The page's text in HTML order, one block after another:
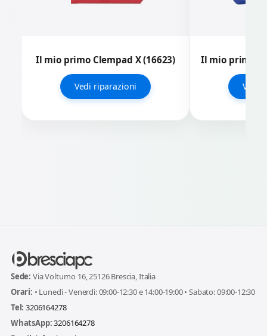
Il mio primo Clempad X (16623)
Vedi riparazioni
Il mio primo
Vedi
Sede: Via Volturno 16, 25126 Brescia, Italia
Orari: • Lunedì - Venerdì: 09:00-12:30 e 14:00-19:00 • Sabato: 09:00-12:30
Tel: 3206164278
WhatsApp:3206164278